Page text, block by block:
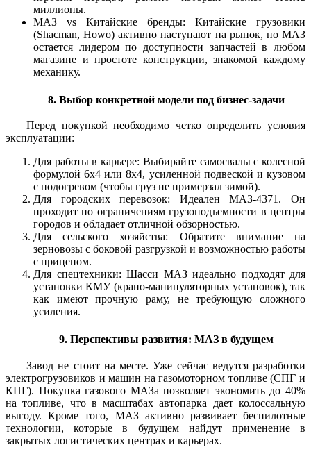
миллионы.
МАЗ vs Китайские бренды: Китайские грузовики
(Shacman, Howo) активно наступают на рынок, но МАЗ
остается лидером по доступности запчастей в любом
магазине и простоте конструкции, знакомой каждому
механику.
8. Выбор конкретной модели под бизнес-задачи
Перед покупкой необходимо четко определить условия
эксплуатации:
Для работы в карьере: Выбирайте самосвалы с колесной
формулой 6х4 или 8х4, усиленной подвеской и кузовом
с подогревом (чтобы груз не примерзал зимой).
Для городских перевозок: Идеален МАЗ-4371. Он
проходит по ограничениям грузоподъемности в центры
городов и обладает отличной обзорностью.
Для сельского хозяйства: Обратите внимание на
зерновозы с боковой разгрузкой и возможностью работы
с прицепом.
Для спецтехники: Шасси МАЗ идеально подходят для
установки КМУ (крано-манипуляторных установок), так
как имеют прочную раму, не требующую сложного
усиления.
9. Перспективы развития: МАЗ в будущем
Завод не стоит на месте. Уже сейчас ведутся разработки
электрогрузовиков и машин на газомоторном топливе (СПГ и
КПГ). Покупка газового МАЗа позволяет экономить до 40%
на топливе, что в масштабах автопарка дает колоссальную
выгоду. Кроме того, МАЗ активно развивает беспилотные
технологии, которые в будущем найдут применение в
закрытых логистических центрах и карьерах.